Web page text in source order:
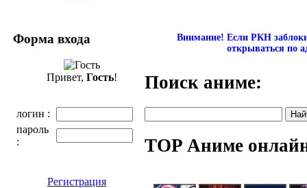
Форма входа
Привет, Гость!
логин :
пароль
:
Регистрация
Внимание! Если РКН
открываться по
Поиск аниме:
TOP Аниме